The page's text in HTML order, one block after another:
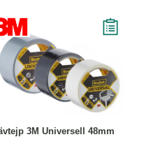
3M Universell 48mm
Läs mer